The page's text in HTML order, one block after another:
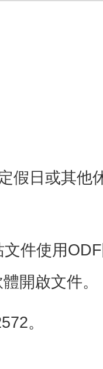
假日或其他
件使用
開啟文件。
。